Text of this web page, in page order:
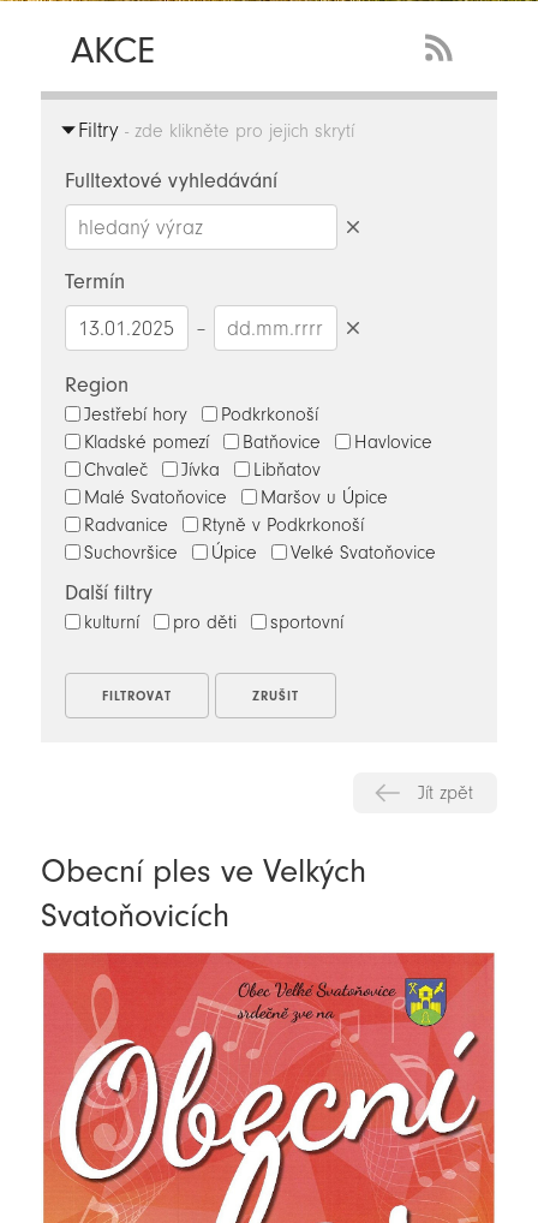
AKCE
Feed
Filtry- zde klikněte pro jejich skrytí
Fulltextové vyhledávání
Termín
–
Region
Jestřebí hory
Podkrkonoší
Kladské pomezí
Batňovice
Havlovice
Chvaleč
Jívka
Libňatov
Malé Svatoňovice
Maršov u Úpice
Radvanice
Rtyně v Podkrkonoší
Suchovršice
Úpice Velké Svatoňovice
Další filtry
kulturní pro děti sportovní
Jít zpět
Obecní ples ve Velkých
Svatoňovicích